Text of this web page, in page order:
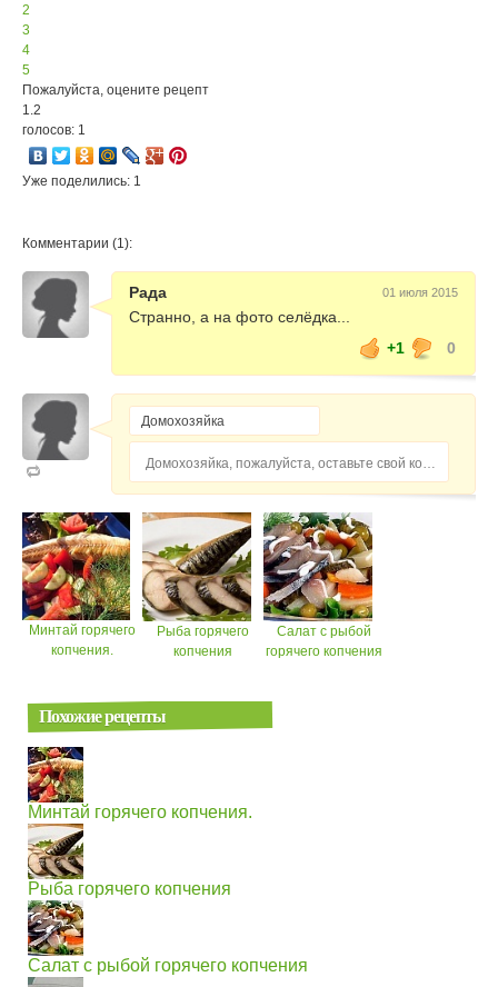
2
3
4
5
Пожалуйста, оцените рецепт
1.2
голосов: 1
Уже поделились: 1
Комментарии (1):
Рада 01 июля 2015
Странно, а на фото селёдка...
+1
0
Домохозяйка, пожалуйста, оставьте свой комментарий...
Минтай горячего
копчения.
Рыба горячего
копчения
Салат с рыбой
горячего копчения
Похожие рецепты
Минтай горячего копчения.
Рыба горячего копчения
Салат с рыбой горячего копчения